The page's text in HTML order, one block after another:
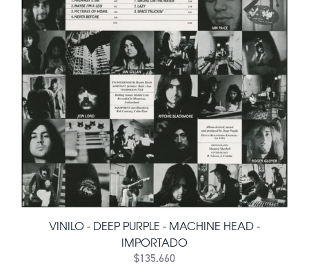
VINILO - DEEP PURPLE - MACHINE HEAD -
IMPORTADO
$135.660